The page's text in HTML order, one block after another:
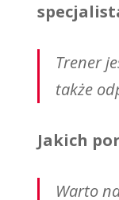
Trener
także
Jakich
Warto